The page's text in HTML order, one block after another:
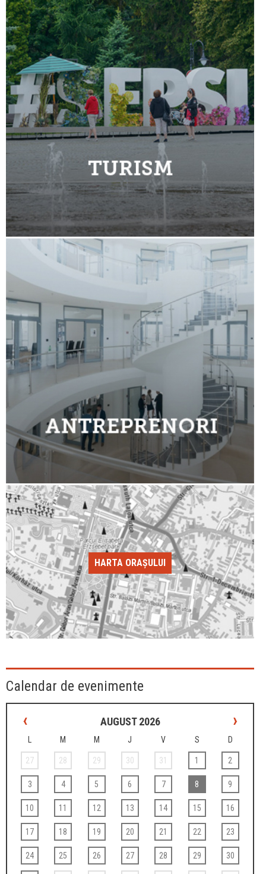
HARTA ORAȘULUI
Calendar de evenimente
‹ AUGUST 2026 ›
L M M J V S D
27 28 29 30 31 1 2
3 4 5 6 7 8 9
10 11 12 13 14 15 16
17 18 19 20 21 22 23
24 25 26 27 28 29 30